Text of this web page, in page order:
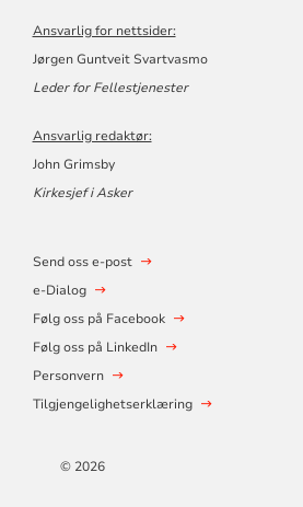
Ansvarlig for nettsider:
Jørgen Guntveit Svartvasmo
Leder for Fellestjenester
Ansvarlig redaktør:
John Grimsby
Kirkesjef i Asker
Send oss e-post
e-Dialog
Følg oss på Facebook
Følg oss på LinkedIn
Personvern
Tilgjengelighetserklæring
© 2026